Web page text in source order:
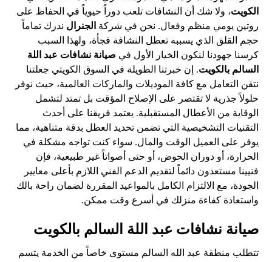
الكويت، ولا شك أن النشافات تلعب دوراً حيوياً في الحفاظ على
روتين يومي منظم وفعال. نحن في شركة الجنرال ندرك تماماً
حجم القلق الذي يسببه تعطل النشافة فجأة، ولهذا السبب
كرسنا جهودنا لنكون الخيار الأول في صيانة نشافات عبد اللة
السالم بالكويت. إن خبرتنا الطويلة في السوق الكويتي جعلتنا
نتقن التعامل مع كافة الموديلات والماركات العالمية، حيث نوفر
حلولاً جذرية لا تقتصر على الإصلاح المؤقت بل تمتد لتشمل
الوقاية من الأعطال المستقبلية. يعتمد فريقنا على أحدث
التقنيات التشخيصية التي تضمن تحديد العطل بدقة متناهية، مما
يوفر على العميل الوقت والمال. سواء كنت تواجه مشكلة في
الحرارة، أو دوران الحوض، أو حتى أصواتاً غير طبيعية، فإن
فنيينا مستعدون دائماً لتقديم الدعم الفني اللازم بأعلى معايير
الجودة، مع الالتزام الكامل بالمواعيد المقررة لضمان راحة بالك
واستعادة كفاءة منزلك في أسرع وقت ممكن.
صيانة نشافات عبد اللة السالم بالكويت
تتطلب منطقة عبد الله السالم مستوى خاصاً من الخدمة يتسم